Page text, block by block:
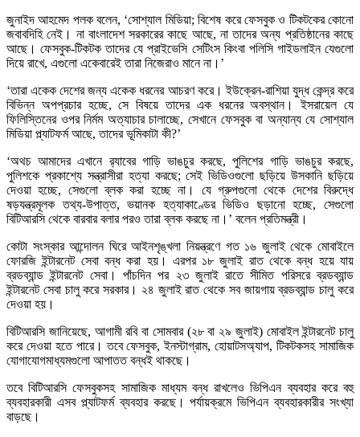
জুনাইদ আহমেদ পলক বলেন, ‘সোশ্যাল মিডিয়া; বিশেষ করে ফেসবুক ও টিকটকের কোনো
জবাবদিহি নেই। না বাংলাদেশ সরকারের কাছে আছে, না তাদের অন্য প্রতিষ্ঠানের কাছে
আছে। ফেসবুক-টিকটক তাদের যে প্রাইভেসি সেটিংস কিংবা পলিসি গাইডলাইন যেগুলো
দিয়ে রাখে, এগুলো একেবারেই তারা নিজেরাও মানে না।’
‘তারা একেক দেশের জন্য একেক ধরনের আচরণ করে। ইউক্রেন-রাশিয়া যুদ্ধ কেন্দ্র করে
বিভিন্ন অপপ্রচার হচ্ছে, সে বিষয়ে তাদের এক ধরনের অবস্থান। ইসরায়েল যে
ফিলিস্তিনের ওপর নির্মম অত্যাচার চালাচ্ছে, সেখানে ফেসবুক বা অন্যান্য যে সোশ্যাল
মিডিয়া প্ল্যাটফর্ম আছে, তাদের ভূমিকাটা কী?’
‘অথচ আমাদের এখানে র‌্যাবের গাড়ি ভাঙচুর করছে, পুলিশের গাড়ি ভাঙচুর করছে,
পুলিশকে প্রকাশ্যে সন্ত্রাসীরা হত্যা করছে; সেই ভিডিওগুলো ছড়িয়ে উসকানি ছড়িয়ে
দেওয়া হচ্ছে, সেগুলো ব্লক করা হচ্ছে না। যে গ্রুপগুলো থেকে দেশের বিরুদ্ধে
ষড়যন্ত্রমূলক তথ্য-উপাত্ত, ভয়ানক হত্যাকাণ্ডের ভিডিও ছড়ানো হচ্ছে, সেগুলো
বিটিআরসি থেকে বারবার বলার পরও তারা ব্লক করছে না।’ বলেন প্রতিমন্ত্রী।
কোটা সংস্কার আন্দোলন ঘিরে আইনশৃঙ্খলা নিয়ন্ত্রণে গত ১৬ জুলাই থেকে মোবাইলে
ফোরজি ইন্টারনেট সেবা বন্ধ করা হয়। এরপর ১৮ জুলাই রাত থেকে বন্ধ হয়ে যায়
ব্রডব্যান্ড ইন্টারনেট সেবা। পাঁচদিন পর ২৩ জুলাই রাতে সীমিত পরিসরে ব্রডব্যান্ড
ইন্টারনেট সেবা চালু করে সরকার। ২৪ জুলাই রাত থেকে সব জায়গায় ব্রডব্যান্ড চালু করে
দেওয়া হয়।
বিটিআরসি জানিয়েছে, আগামী রবি বা সোমবার (২৮ বা ২৯ জুলাই) মোবাইল ইন্টারনেট চালু
করে দেওয়া হতে পারে। তবে ফেসবুক, ইনস্টাগ্রাম, হোয়াটসঅ্যাপ, টিকটকসহ সামাজিক
যোগাযোগমাধ্যমগুলো আপাতত বন্ধই থাকছে।
তবে বিটিআরসি ফেসবুকসহ সামাজিক মাধ্যম বন্ধ রাখলেও ভিপিএন ব্যবহার করে বহু
ব্যবহারকারী এসব প্ল্যাটফর্ম ব্যবহার করছে। পর্যায়ক্রমে ভিপিএন ব্যবহারকারীর সংখ্যা
বাড়ছে।